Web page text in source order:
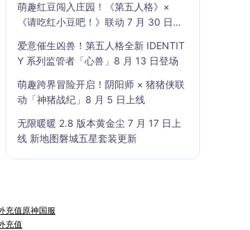
萌趣红豆闯入庄园！《第五人格》×
《请吃红小豆吧！》联动 7 月 30 日开
爱意催生凶兽！第五人格全新 IDENTIT
Y 系列监管者「心兽」8 月 13 日登场
萌趣跨界冒险开启！阴阳师 × 猪猪侠联
动「神猪战纪」8 月 5 日上线
无限暖暖 2.8 版本黄金尘 7 月 17 日上
线 新地图磐城五星套装更新
充值原神国服
充值